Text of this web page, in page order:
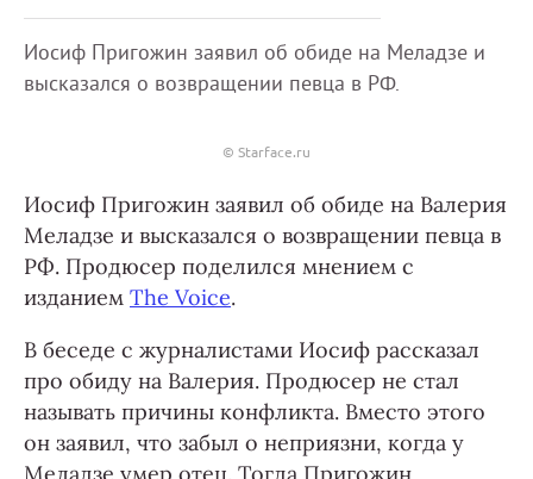
Иосиф Пригожин заявил об обиде на Меладзе и
высказался о возвращении певца в РФ.
© Starface.ru
Иосиф Пригожин заявил об обиде на Валерия
Меладзе и высказался о возвращении певца в
РФ. Продюсер поделился мнением с
изданием The Voice.
В беседе с журналистами Иосиф рассказал
про обиду на Валерия. Продюсер не стал
называть причины конфликта. Вместо этого
он заявил, что забыл о неприязни, когда у